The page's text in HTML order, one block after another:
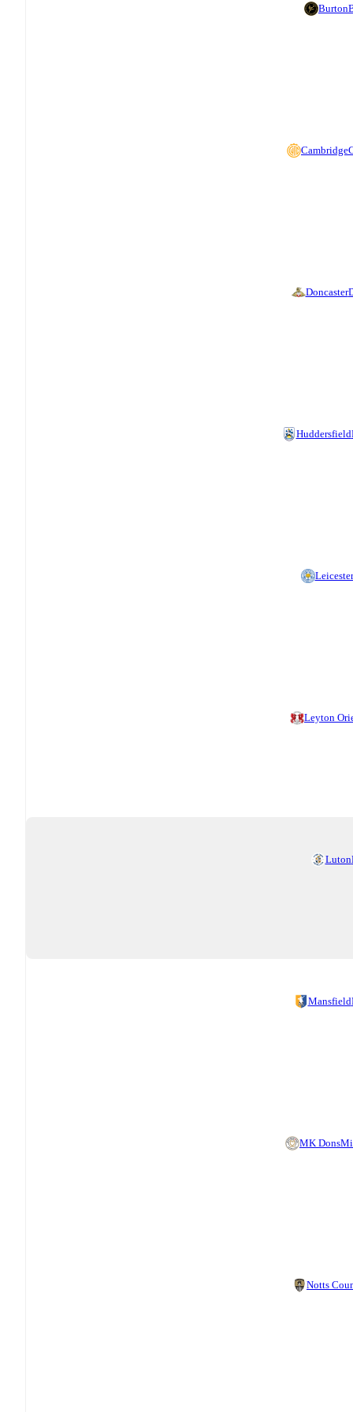
Burton
Cambridge
Doncaster
Huddersfield
Leicester
Leyton
Luton
Mansfield
MK Dons
Notts